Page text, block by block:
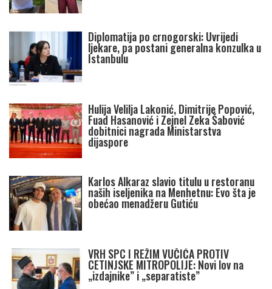
Diplomatija po crnogorski: Uvrijedi
ljekare, pa postani generalna konzulka u
Istanbulu
Hulija Velilja Lakonić, Dimitrije Popović,
Fuad Hasanović i Zejnel Zeka Šabović
dobitnici nagrada Ministarstva
dijaspore
Karlos Alkaraz slavio titulu u restoranu
naših iseljenika na Menhetnu: Evo šta je
obećao menadžeru Gutiću
VRH SPC I REŽIM VUČIĆA PROTIV
CETINJSKE MITROPOLIJE: Novi lov na
„izdajnike” i „separatiste”